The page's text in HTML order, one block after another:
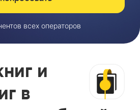
всех операторов
и
в